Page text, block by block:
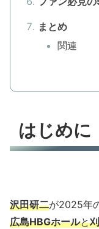
まとめ
関連
はじめに
沢田研二が2025年
広島HBGホールと